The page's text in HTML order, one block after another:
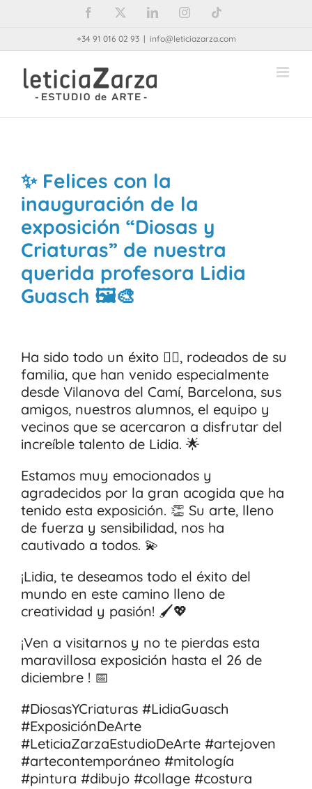
Facebook LinkedInInstagram
+34 91 016 02 93 | info@leticiazarza.com
✨ Felices con la
inauguración de la
exposición “Diosas y
Criaturas” de nuestra
querida profesora Lidia
Guasch 🖼️🎨
Ha sido todo un éxito ❤️‍🔥, rodeados de su
familia, que han venido especialmente
desde Vilanova del Camí, Barcelona, sus
amigos, nuestros alumnos, el equipo y
vecinos que se acercaron a disfrutar del
increíble talento de Lidia. 🌟
Estamos muy emocionados y
agradecidos por la gran acogida que ha
tenido esta exposición. 👏 Su arte, lleno
de fuerza y sensibilidad, nos ha
cautivado a todos. 💫
¡Lidia, te deseamos todo el éxito del
mundo en este camino lleno de
creatividad y pasión! 🖌️💖
¡Ven a visitarnos y no te pierdas esta
maravillosa exposición hasta el 26 de
diciembre ! 📅
#DiosasYCriaturas #LidiaGuasch
#ExposiciónDeArte
#LeticiaZarzaEstudioDeArte #artejoven
#artecontemporáneo #mitología
#pintura #dibujo #collage #costura